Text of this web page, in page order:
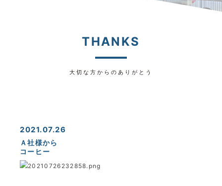
THANKS
大切な方からのありがとう
2021.07.26
Ａ社様から
コーヒー